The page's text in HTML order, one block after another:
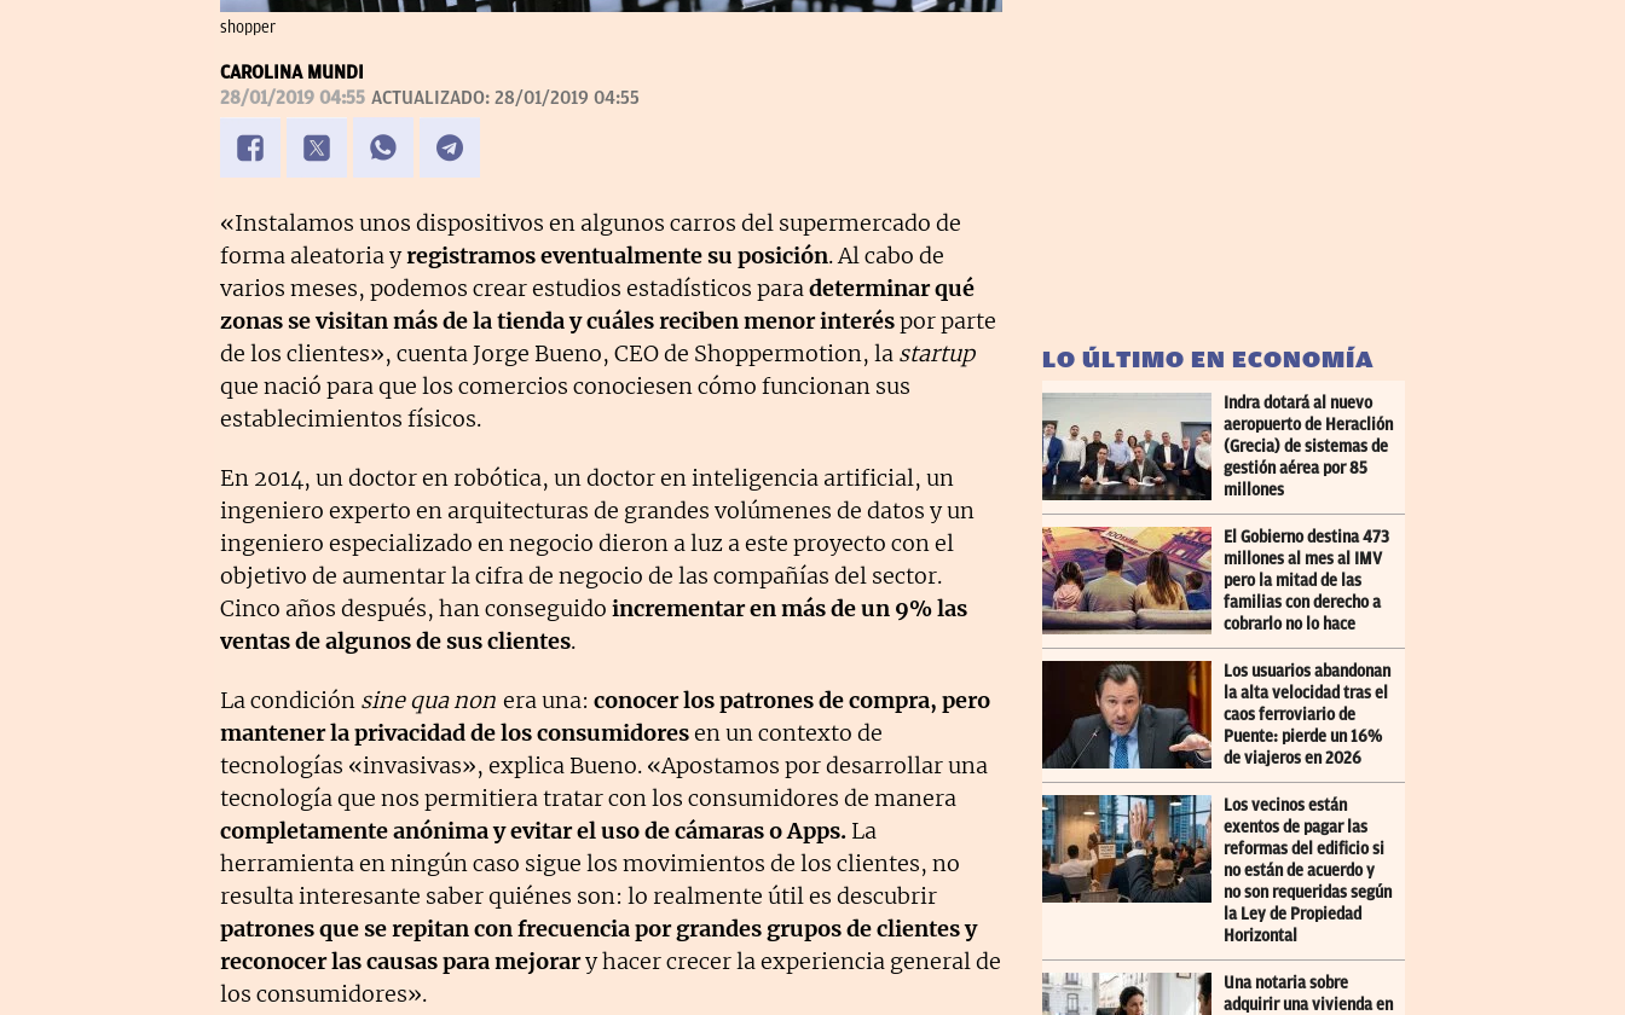
shopper
CAROLINA MUNDI
28/01/2019 04:55 ACTUALIZADO: 28/01/2019 04:55
«Instalamos unos dispositivos en algunos carros del supermercado de
forma aleatoria yregistramos eventualmente su posición. Al cabo de
varios meses, podemos crear estudios estadísticos paradeterminar qué
zonas se visitan más de la tienday cuáles reciben menor interéspor parte
de los clientes», cuenta Jorge Bueno, CEO de Shoppermotion, la startup
que nació para que los comercios conociesen cómo funcionan sus
establecimientos físicos.
En 2014, un doctor en robótica, un doctor en inteligencia artificial, un
ingeniero experto en arquitecturas de grandes volúmenes de datos y un
ingeniero especializado en negocio dieron a luz a este proyecto con el
objetivo de aumentar la cifra de negocio de las compañías del sector.
Cinco años después, han conseguido incrementar en más de un 9% las
ventas de algunos de sus clientes.
La condición sine qua non era una: conocer los patrones de compra, pero
mantener la privacidad de los consumidoresen un contexto de
tecnologías «invasivas», explica Bueno. «Apostamos por desarrollar una
tecnología que nos permitiera tratar con los consumidores de manera
completamente anónima y evitar el uso de cámaras o Apps. La
herramienta en ningún caso sigue los movimientos de los clientes, no
resulta interesante saber quiénes son: lo realmente útil es descubrir
patrones que se repitan con frecuencia por grandes grupos de clientes y
reconocer las causas para mejorary hacer crecer la experiencia general de
los consumidores».
LO ÚLTIMO EN ECONOMÍA
Indra dotará al nuevo
aeropuerto de Heraclión
(Grecia) de sistemas de
gestión aérea por 85
millones
El Gobierno destina 473
millones al mes al IMV
pero la mitad de las
familias con derecho a
cobrarlo no lo hace
Los usuarios abandonan
la alta velocidad tras el
caos ferroviario de
Puente: pierde un 16%
de viajeros en 2026
Los vecinos están
exentos de pagar las
reformas del edificio si
no están de acuerdo y
no son requeridas según
la Ley de Propiedad
Horizontal
Una notaria sobre
adquirir una vivienda en